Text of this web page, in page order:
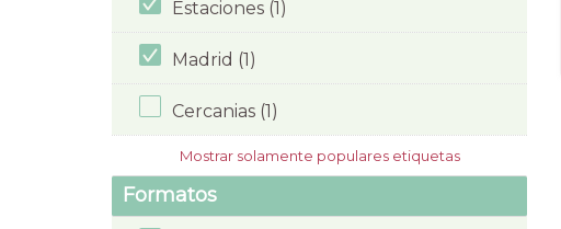
Estaciones (1)
Madrid (1)
Cercanias (1)
Mostrar solamente populares etiquetas
Formatos